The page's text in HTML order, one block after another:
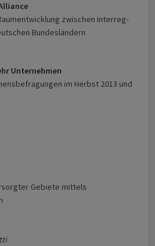
zwischen Interreg-
Bundesländern
Unternehmen
im Herbst 2013 und
Gebiete mittels